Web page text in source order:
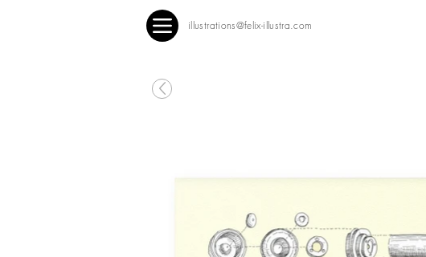
illustrations@felix-illustra.com